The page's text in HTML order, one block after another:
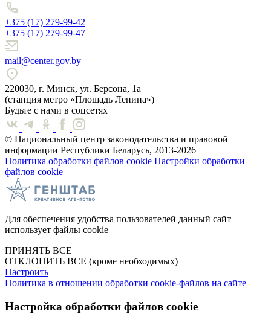
+375 (17) 279-99-42
+375 (17) 279-99-47
mail@center.gov.by
220030, г. Минск, ул. Берсона, 1а
(станция метро «Площадь Ленина»)
Будьте с нами в соцсетях
© Национальный центр законодательства и правовой
информации Республики Беларусь, 2013-2026
Политика обработки файлов cookie Настройки обработки
файлов cookie
Для обеспечения удобства пользователей данный сайт
использует файлы cookie
ПРИНЯТЬ ВСЕ
ОТКЛОНИТЬ ВСЕ (кроме необходимых)
Настроить
Политика в отношении обработки cookie-файлов на сайте
Настройка обработки файлов cookie